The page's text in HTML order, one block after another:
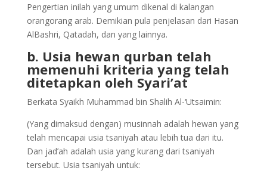
Pengertian inilah yang umum dikenal di kalangan
orangorang arab. Demikian pula penjelasan dari Hasan
AlBashri, Qatadah, dan yang lainnya.
b. Usia hewan qurban telah
memenuhi kriteria yang telah
ditetapkan oleh Syari’at
Berkata Syaikh Muhammad bin Shalih Al-‘Utsaimin:
(Yang dimaksud dengan) musinnah adalah hewan yang
telah mencapai usia tsaniyah atau lebih tua dari itu.
Dan jad’ah adalah usia yang kurang dari tsaniyah
tersebut. Usia tsaniyah untuk: